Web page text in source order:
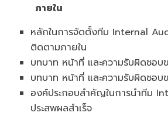
ภายใน
หลักในการจัดตั้งทีม Internal
ติดตามภายใน
บทบาท หน้าที่ และความรับผิดชอ
บทบาท หน้าที่ และความรับผิดชอ
องค์ประกอบสำคัญในการนำทีม
ประสพผลสำเร็จ